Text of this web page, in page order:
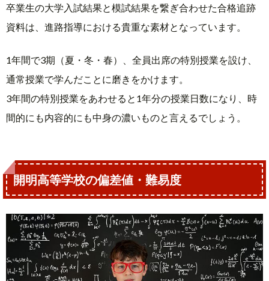
卒業生の大学入試結果と模試結果を繋ぎ合わせた合格追跡
資料は、進路指導における貴重な素材となっています。
1年間で3期（夏・冬・春）、全員出席の特別授業を設け、
通常授業で学んだことに磨きをかけます。
3年間の特別授業をあわせると1年分の授業日数になり、時
間的にも内容的にも中身の濃いものと言えるでしょう。
開明高等学校の偏差値・難易度